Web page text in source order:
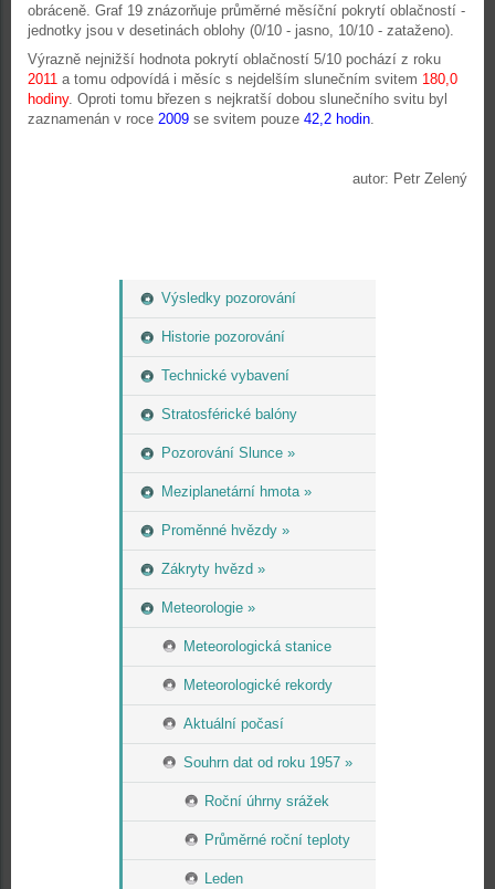
Výsledky pozorování
Historie pozorování
Technické vybavení
Stratosférické balóny
Pozorování Slunce »
Meziplanetární hmota »
Proměnné hvězdy »
Zákryty hvězd »
Meteorologie »
Meteorologická stanice
Meteorologické rekordy
Aktuální počasí
Souhrn dat od roku 1957 »
Roční úhrny srážek
Průměrné roční teploty
Leden
obráceně. Graf 19 znázorňuje průměrné měsíční pokrytí oblačností -
jednotky jsou v desetinách oblohy (0/10 - jasno, 10/10 - zataženo).
Výrazně nejnižší hodnota pokrytí oblačností 5/10 pochází z roku
2011 a tomu odpovídá i měsíc s nejdelším slunečním svitem 180,0
hodiny. Oproti tomu březen s nejkratší dobou slunečního svitu byl
zaznamenán v roce 2009 se svitem pouze 42,2 hodin.
autor: Petr Zelený